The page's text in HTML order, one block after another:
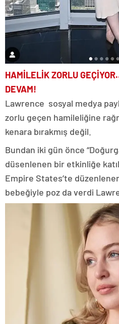
HAMİLELİK ZORLU
DEVAM!
Lawrence sosyal medya
zorlu geçen hamileliğine
kenara bırakmış değil.
Bundan iki gün önce
düsenlenen bir etkinliğe
Empire States’te
bebeğiyle poz da verdi